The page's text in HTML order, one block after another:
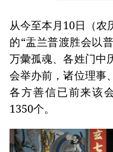
从今至本月10日（农
的“盂兰普渡胜会以
万彙孤魂、各姓门中
会举办前，诸位理事
各方善信已前来该
1350个。